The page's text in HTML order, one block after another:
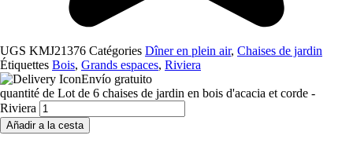
UGS KMJ21376 Catégories Dîner en plein air, Chaises de jardin
Étiquettes Bois, Grands espaces, Riviera
Envío gratuito
quantité de Lot de 6 chaises de jardin en bois d'acacia et corde -
Riviera
Añadir a la cesta